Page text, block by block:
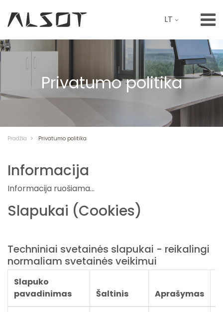
LT
Privatumo politika
Pradžia Privatumo politika
Informacija
Informacija ruošiama...
Slapukai (Cookies)
Techniniai svetainės slapukai - reikalingi
normaliam svetainės veikimui
Slapuko
pavadinimas
Šaltinis Aprašymas